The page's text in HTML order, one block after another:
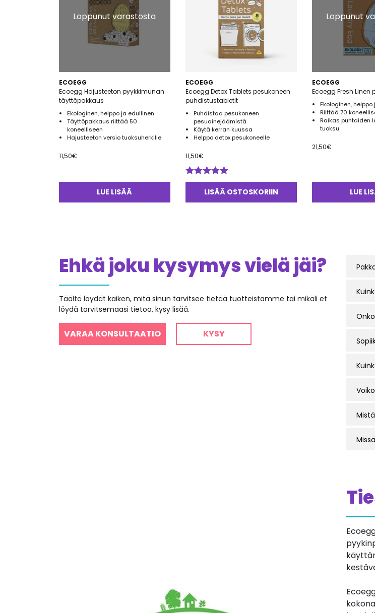
Loppunut varastosta
ECOEGG
Ecoegg Hajusteeton pyykkimunan
täyttöpakkaus
Ekologinen, helppo ja edullinen
Täyttöpakkaus riittää 50
koneelliseen
Hajusteeton versio tuoksuherkille
11,50€
LUE LISÄÄ
ECOEGG
Ecoegg Detox Tablets pesukoneen
puhdistustabletit
Puhdistaa pesukoneen
pesuainejäämistä
Käytä kerran kuussa
Helppo detox pesukoneelle
11,50€
Arvostelu
tuotteesta:
LISÄÄ OSTOSKORIIN
Loppunut
ECOEGG
Ecoegg Fresh Linen
Ekologinen,
Riittää 70
Raikas puhtaiden
tuoksu
21,50€
LUE
Ehkä joku kysymys vielä jäi?
Täältä löydät kaiken, mitä sinun tarvitsee tietää tuotteistamme tai mikäli et
löydä tarvitsemaasi tietoa, kysy lisää.
VARAA KONSULTAATIO KYSY